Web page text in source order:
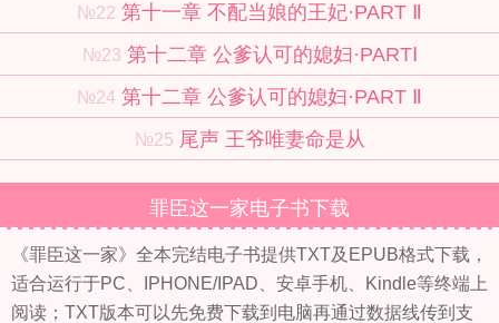
№22 第十一章 不配当娘的王妃·PART Ⅱ
№23 第十二章 公爹认可的媳妇·PARTⅠ
№24 第十二章 公爹认可的媳妇·PART Ⅱ
№25 尾声 王爷唯妻命是从
罪臣这一家电子书下载
《罪臣这一家》全本完结电子书提供TXT及EPUB格式下载，
适合运行于PC、IPHONE/IPAD、安卓手机、Kindle等终端上
阅读；TXT版本可以先免费下载到电脑再通过数据线传到支